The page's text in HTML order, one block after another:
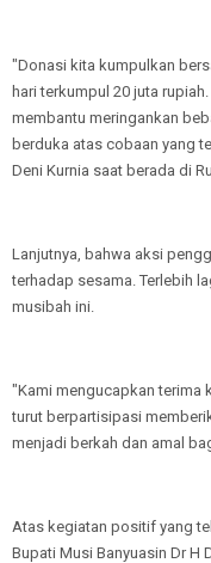
"Donasi kita kumpulkan
hari terkumpul 20 juta
membantu meringankan
berduka atas cobaan yang
Deni Kurnia saat berada di
Lanjutnya, bahwa aksi
terhadap sesama. Terlebih
musibah ini.
"Kami mengucapkan terima
turut berpartisipasi
menjadi berkah dan amal
Atas kegiatan positif yang
Bupati Musi Banyuasin Dr H